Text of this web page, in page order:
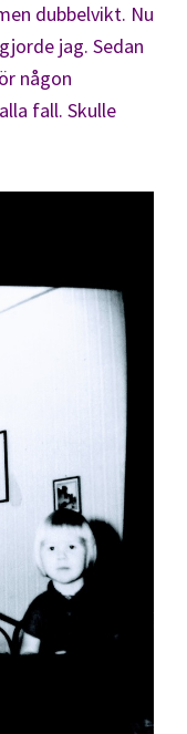
dubbelvikt. Nu
jag. Sedan
någon
fall. Skulle